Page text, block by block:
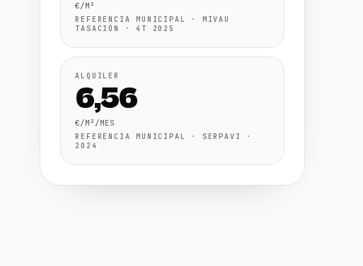
€/M²
REFERENCIA MUNICIPAL · MIVAU
TASACIÓN · 4T 2025
ALQUILER
6,56
€/M²/MES
REFERENCIA MUNICIPAL · SERPAVI ·
2024